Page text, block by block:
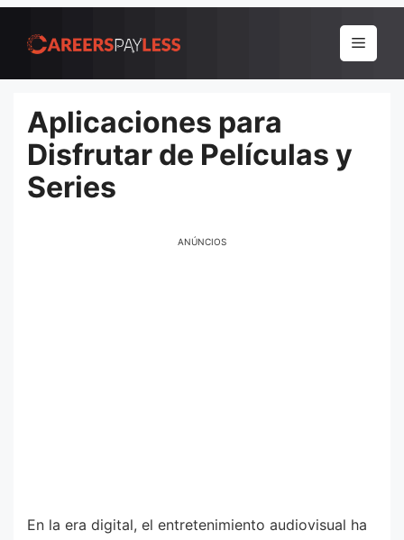
para
conteúdo
Menu
Aplicaciones para
Disfrutar de Películas y
Series
ANÚNCIOS
En la era digital, el entretenimiento audiovisual ha